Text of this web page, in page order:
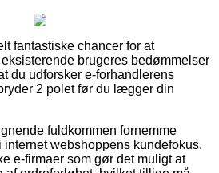
fantastiske chancer for at
brugeres bedømmelser
du udforsker e-forhandlerens
2 polet før du lægger din
fuldkommen fornemme
webshoppens kundefokus.
e-firmaer som gør det muligt at